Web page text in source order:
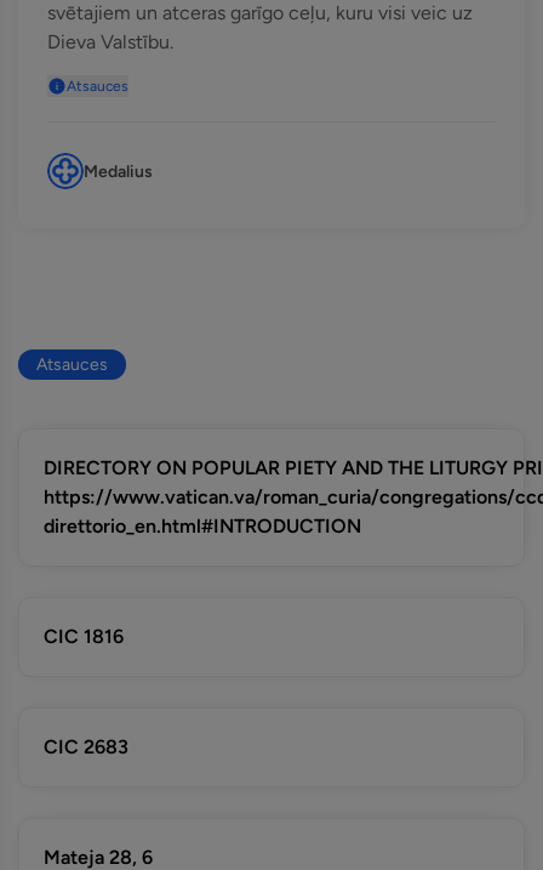
svētajiem un atceras garīgo ceļu, kuru visi veic uz
Dieva Valstību.
Atsauces
Medalius
Atsauces
DIRECTORY ON POPULAR PIETY AND THE LITURGY
https://www.vatican.va/roman_curia/congregations/
direttorio_en.html#INTRODUCTION
CIC 1816
CIC 2683
Mateja 28, 6